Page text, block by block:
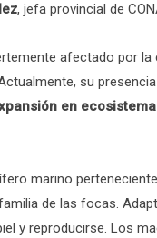
, jefa provincial de
afectado por la
su
en
marino
de las focas.
y reproducirse. Los